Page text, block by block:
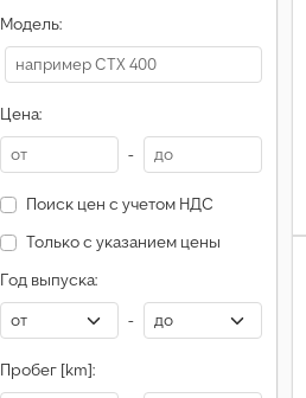
Модель:
Цена:
-
Поиск цен с учетом НДС
Только с указанием цены
Год выпуска:
-
Пробег [km]: